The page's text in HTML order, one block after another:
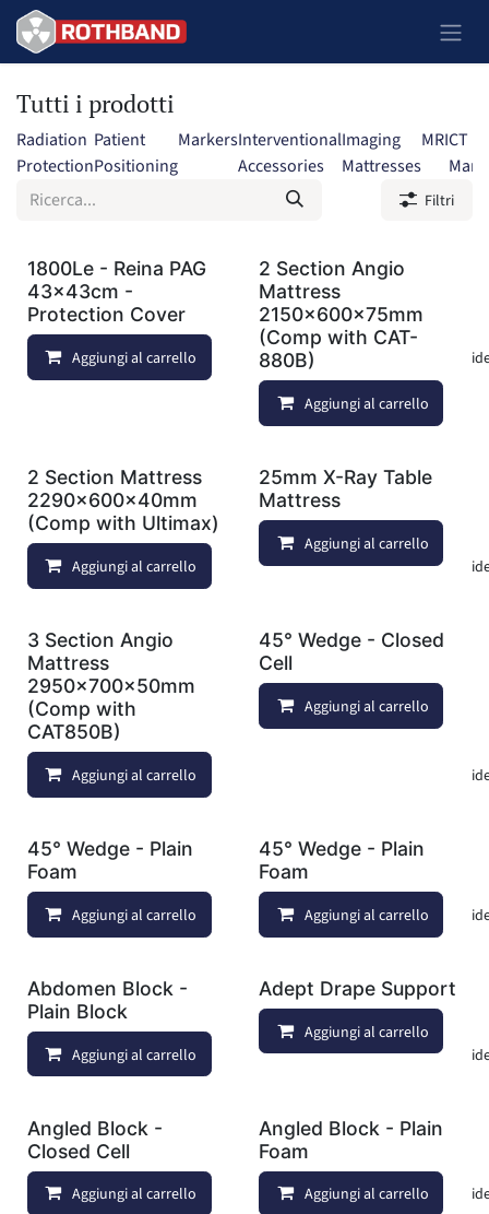
Passa al contenuto
Tutti i prodotti
Radiation
Protection
Patient
Positioning
MarkersInterventional
Accessories
Imaging
Mattresses
MRICT
Filtri
1800Le - Reina PAG
43x43cm -
Protection Cover
Aggiungi al carrello Aggiungi alla lista dei
2 Section Angio
Mattress
2150x600x75mm
(Comp with CAT-
880B)
Aggiungi al carrello
2 Section Mattress
2290x600x40mm
(Comp with Ultimax)
Aggiungi al carrello Aggiungi alla lista dei
25mm X-Ray Table
Mattress
Aggiungi al carrello
3 Section Angio
Mattress
2950x700x50mm
(Comp with
CAT850B)
Aggiungi al carrello Aggiungi alla lista dei
45° Wedge - Closed
Cell
Aggiungi al carrello
45° Wedge - Plain
Foam
Aggiungi al carrello Aggiungi alla lista dei
45° Wedge - Plain
Foam
Aggiungi al carrello
Abdomen Block -
Plain Block
Aggiungi al carrello Aggiungi alla lista dei
Adept Drape Support
Aggiungi al carrello
Angled Block -
Closed Cell
Aggiungi al carrello Aggiungi alla lista dei
Angled Block - Plain
Foam
Aggiungi al carrello